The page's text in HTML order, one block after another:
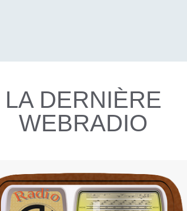
LA DERNIÈRE
WEBRADIO